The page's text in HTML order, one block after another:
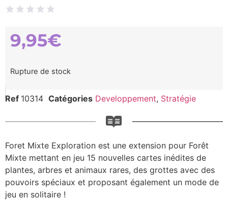
9,95€
Rupture de stock
Ref 10314 Catégories Developpement, Stratégie
Foret Mixte Exploration est une extension pour Forêt
Mixte mettant en jeu 15 nouvelles cartes inédites de
plantes, arbres et animaux rares, des grottes avec des
pouvoirs spéciaux et proposant également un mode de
jeu en solitaire !